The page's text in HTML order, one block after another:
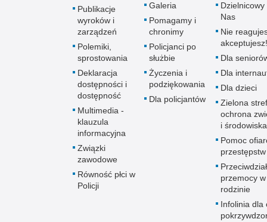
Publikacje
wyroków i
zarządzeń
Polemiki,
sprostowania
Deklaracja
dostępności i
dostępność
Multimedia -
klauzula
informacyjna
Związki
zawodowe
Równość płci w
Policji
Galeria
Pomagamy i
chronimy
Policjanci po
służbie
Życzenia i
podziękowania
Dla policjantów
Dzielnicowy
Nas
Nie
akceptujesz!
Dla
Dla
Dla dzieci
Zielona
ochrona
i środowiska
Pomoc
przestępstw
przemocy w
rodzinie
Infolinia dla